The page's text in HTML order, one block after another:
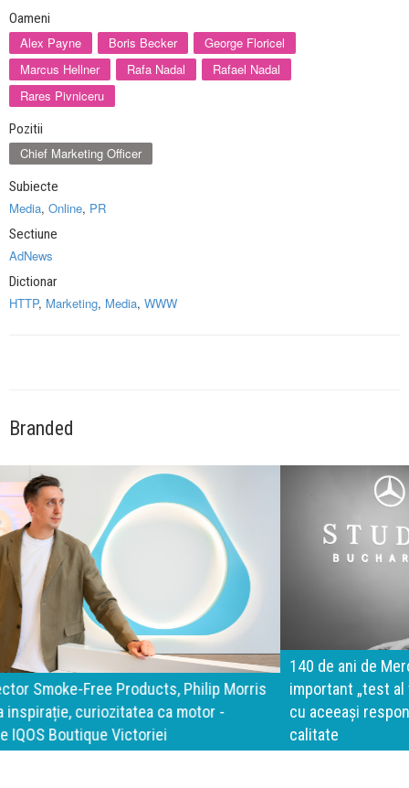
Oameni
Alex Payne Boris Becker
George Floricel
Marcus Hellner
Rafa Nadal
Rafael Nadal
Rares Pivniceru
Pozitii
Chief Marketing Officer
Subiecte
Media, Online, PR
Sectiune
AdNews
Dictionar
HTTP, Marketing, Media, WWW
Branded
140 de ani de Mercedes-Benz. Ramona Pîrlog: Cel mai
important „test al timpului” este să inovăm constant, dar
cu aceeași responsabilitate față de oameni, siguranță și
calitate